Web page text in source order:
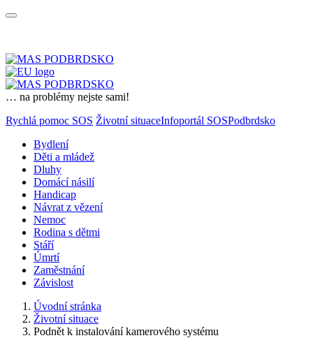
… na problémy nejste sami!
Rychlá pomoc SOS Životní situaceInfoportál SOSPodbrdsko
Bydlení
Děti a mládež
Dluhy
Domácí násilí
Handicap
Návrat z vězení
Nemoc
Rodina s dětmi
Stáří
Úmrtí
Zaměstnání
Závislost
Úvodní stránka
Životní situace
Podnět k instalování kamerového systému